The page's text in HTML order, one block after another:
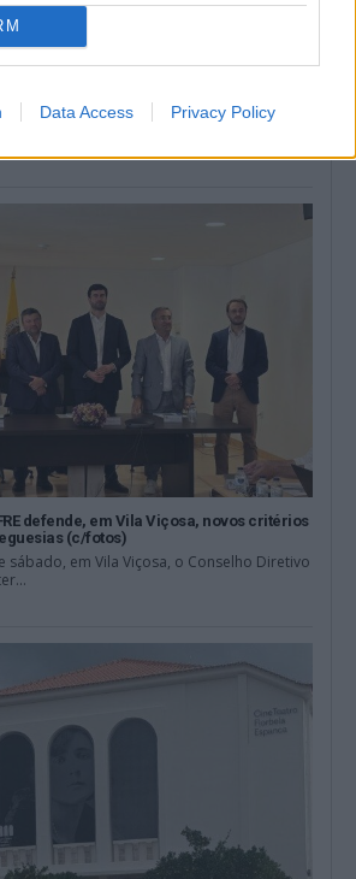
Data Access Privacy Policy
da ANAFRE em Évora, Luís Pardal,
defende, em Vila Viçosa, novos critérios
(c/fotos)
sábado, em Vila Viçosa, o Conselho Diretivo